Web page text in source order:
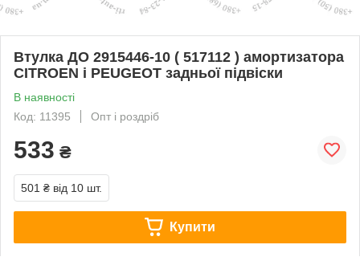
Втулка ДО 2915446-10 ( 517112 ) амортизатора
CITROEN і PEUGEOT задньої підвіски
В наявності
Код: 11395
Опт і роздріб
533 ₴
501 ₴ від 10 шт.
Купити